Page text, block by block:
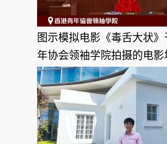
图示模拟电影《毒舌大状》
年协会领袖学院拍摄的电影